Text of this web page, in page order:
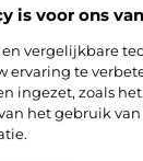
is voor ons
vergelijkbare
ervaring te
ingezet, zoals
het gebruik